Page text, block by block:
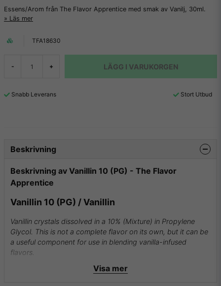
Essens/Arom från The Flavor Apprentice med smak av Vanilj, 30ml.
Läs mer
TFA18630
- + LÄGG I VARUKORGEN
Snabb Leverans Stort Utbud
Beskrivning
Beskrivning av Vanillin 10 (PG) - The Flavor
Apprentice
Vanillin 10 (PG) / Vanillin
Vanillin crystals dissolved in a 10% (Mixture) in Propylene
Glycol. This is not a complete flavor on its own, but it can be
a useful component for use in blending vanilla-infused
flavors.
Visa mer